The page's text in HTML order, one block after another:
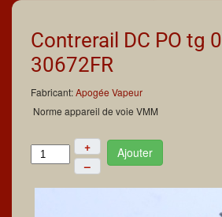
Contrerail DC PO tg
30672FR
Fabricant:Apogée Vapeur
Norme appareil de voie VMM
+
–
Ajouter